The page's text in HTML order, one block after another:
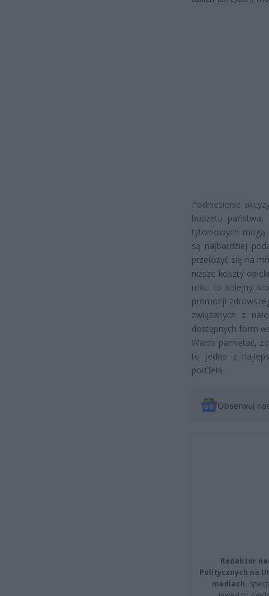
Podniesienie
budżetu
tytoniowych mogą
są najbardziej
przełożyć się na
niższe koszty
roku to kolejny
promocji
związanych z
dostępnych form
Warto pamiętać,
to jedna z
portfela.
Obserwuj
Redaktor
Politycznych na
mediach.